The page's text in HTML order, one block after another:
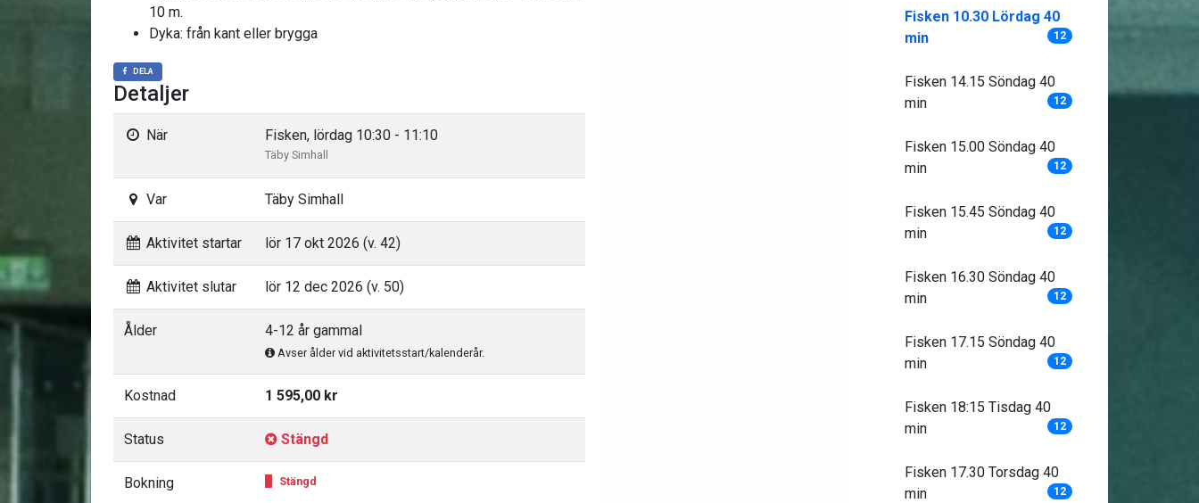
10 m.
Dyka: från kant eller brygga
DELA
Detaljer
När Fisken, lördag 10:30 - 11:10
Täby Simhall
Var Täby Simhall
Aktivitet startar lör 17 okt 2026 (v. 42)
Aktivitet slutar lör 12 dec 2026 (v. 50)
Ålder 4-12 år gammal
Avser ålder vid aktivitetsstart/kalenderår.
Kostnad 1 595,00 kr
Status Stängd
Bokning Stängd
Fisken 10.30 Lördag 40
min
12
Fisken 14.15 Söndag 40
min
12
Fisken 15.00 Söndag 40
min
12
Fisken 15.45 Söndag 40
min
12
Fisken 16.30 Söndag 40
min
12
Fisken 17.15 Söndag 40
min
12
Fisken 18:15 Tisdag 40
min
12
Fisken 17.30 Torsdag 40
min
12